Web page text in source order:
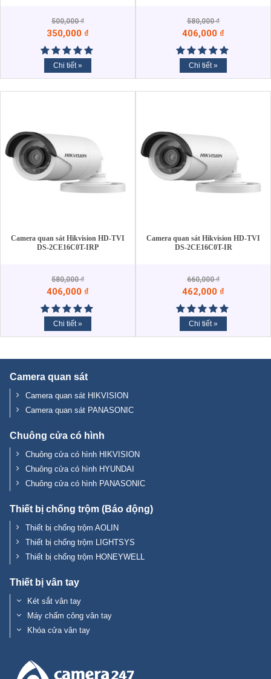
500,000₫
350,000 ₫
Chi tiết »
580,000₫
406,000 ₫
Chi tiết »
Camera quan sát Hikvision HD-TVI
DS-2CE16C0T-IRP
580,000₫
406,000 ₫
Chi tiết »
Camera quan sát Hikvision HD-TVI
DS-2CE16C0T-IR
660,000₫
462,000 ₫
Chi tiết »
Camera quan sát
Camera quan sát HIKVISION
Camera quan sát PANASONIC
Chuông cửa có hình
Chuông cửa có hình HIKVISION
Chuông cửa có hình HYUNDAI
Chuông cửa có hình PANASONIC
Thiết bị chống trộm (Báo động)
Thiết bị chống trộm AOLIN
Thiết bị chống trộm LIGHTSYS
Thiết bị chống trộm HONEYWELL
Thiết bị vân tay
Két sắt vân tay
Máy chấm công vân tay
Khóa cửa vân tay